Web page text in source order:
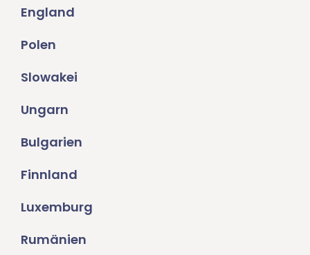
England
Polen
Slowakei
Ungarn
Bulgarien
Finnland
Luxemburg
Rumänien